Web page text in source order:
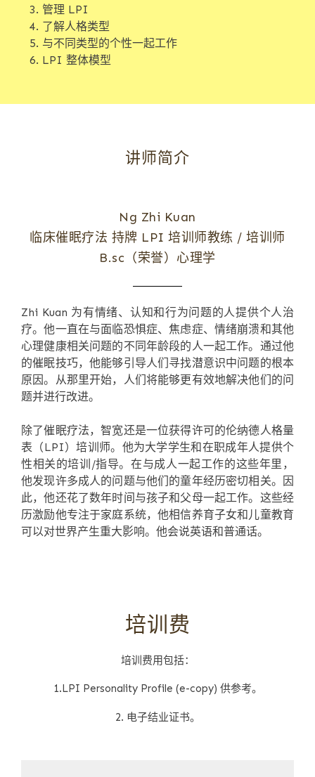
管理 LPI
了解人格类型
与不同类型的个性一起工作
LPI 整体模型
讲师简介
Ng Zhi Kuan
临床催眠疗法 持牌 LPI 培训师教练 / 培训师
B.sc（荣誉）心理学
Zhi Kuan 为有情绪、认知和行为问题的人提供个人治
疗。他一直在与面临恐惧症、焦虑症、情绪崩溃和其他
心理健康相关问题的不同年龄段的人一起工作。通过他
的催眠技巧，他能够引导人们寻找潜意识中问题的根本
原因。从那里开始，人们将能够更有效地解决他们的问
题并进行改进。
除了催眠疗法，智宽还是一位获得许可的伦纳德人格量
表（LPI）培训师。他为大学学生和在职成年人提供个
性相关的培训/指导。在与成人一起工作的这些年里，
他发现许多成人的问题与他们的童年经历密切相关。因
此，他还花了数年时间与孩子和父母一起工作。这些经
历激励他专注于家庭系统，他相信养育子女和儿童教育
可以对世界产生重大影响。他会说英语和普通话。
培训费
培训费用包括：
1.LPI Personality Profile (e-copy) 供参考。
2. 电子结业证书。